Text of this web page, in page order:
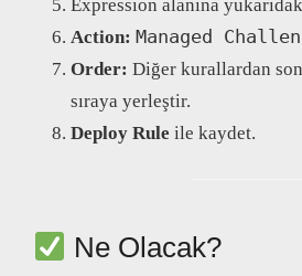
Expression alanına
Action: Managed
Order: Diğer kurallardan
sıraya yerleştir.
Deploy Rule ile kaydet.
Ne Olacak?